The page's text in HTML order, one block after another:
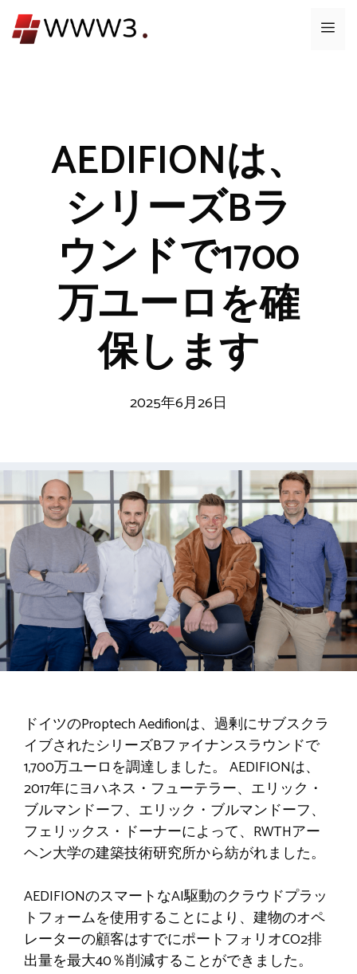
ン
メ
AEDIFIONは、
シリーズBラ
ウンドで1700
万ユーロを確
保します
2025年6月26日
ドイツのProptech Aedifionは、過剰にサブスクラ
イブされたシリーズBファイナンスラウンドで
1,700万ユーロを調達しました。 AEDIFIONは、
2017年にヨハネス・フューテラー、エリック・
ブルマンドーフ、エリック・ブルマンドーフ、
フェリックス・ドーナーによって、RWTHアー
ヘン大学の建築技術研究所から紡がれました。
AEDIFIONのスマートなAI駆動のクラウドプラッ
トフォームを使用することにより、建物のオペ
レーターの顧客はすでにポートフォリオCO2排
出量を最大40％削減することができました。